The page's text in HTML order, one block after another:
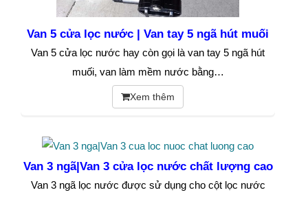
Van 5 cửa lọc nước | Van tay 5 ngã hút muối
Van 5 cửa lọc nước hay còn gọi là van tay 5 ngã hút
muối, van làm mềm nước bằng…
Xem thêm
Van 3 ngã|Van 3 cửa lọc nước chất lượng cao
Van 3 ngã lọc nước được sử dụng cho cột lọc nước